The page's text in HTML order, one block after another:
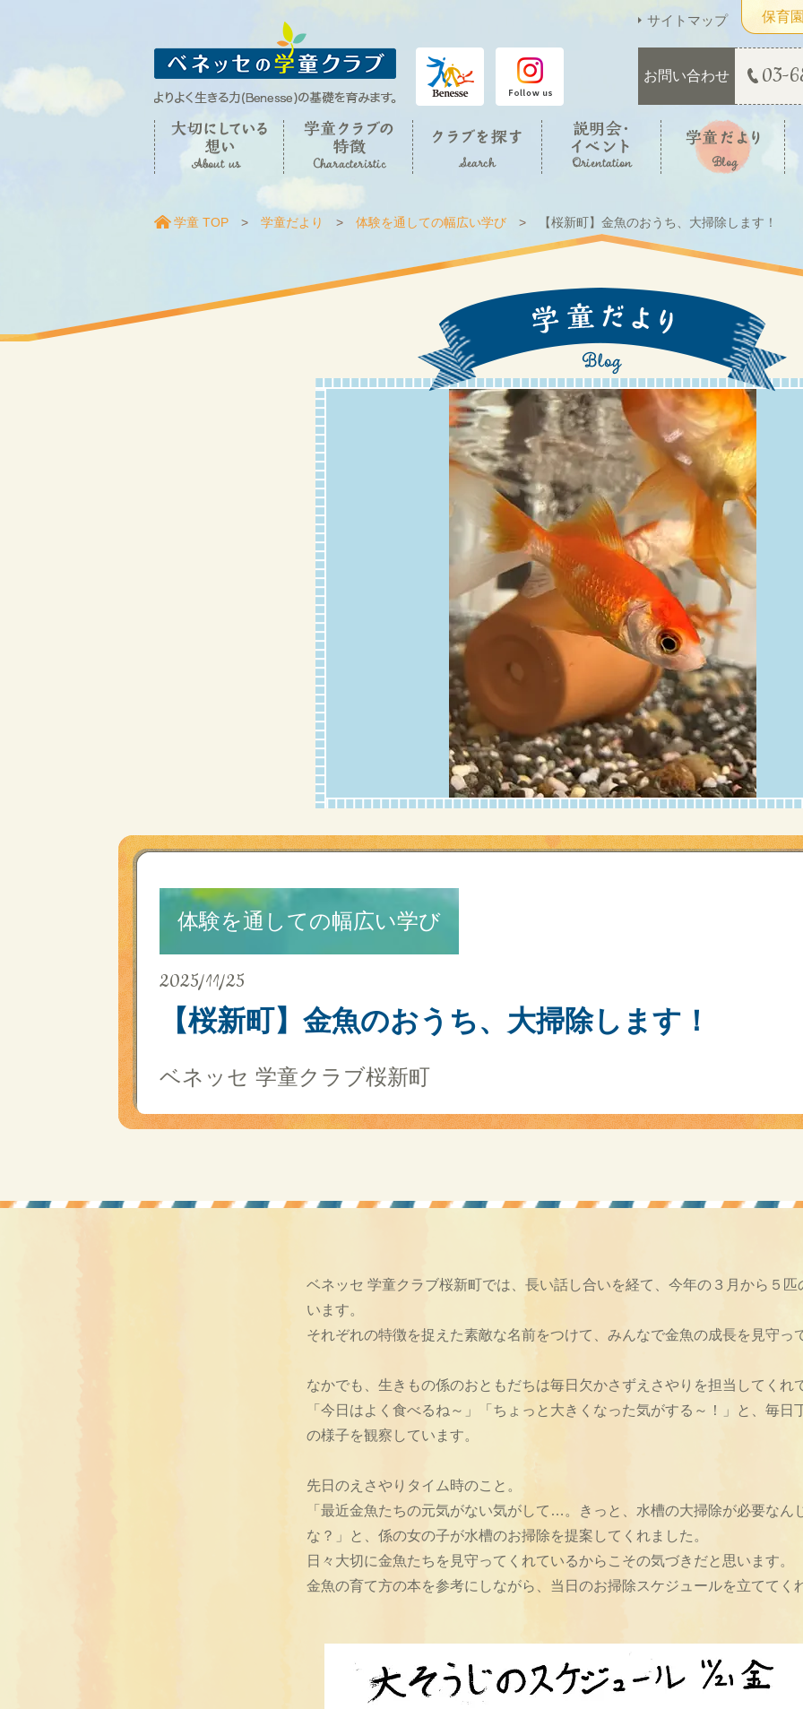
サイトマップ 保育
お問い合わせ 03-
学童 TOP 学童だより 体験を通しての幅広い学び 【桜新町】金魚のおうち、大掃除します！
体験を通しての幅広い学び
2025/11/25
【桜新町】金魚のおうち、大掃除します！
ベネッセ 学童クラブ桜新町
ベネッセ 学童クラブ桜新町では、長い話し合いを経て、今年の３月から５匹
います。
それぞれの特徴を捉えた素敵な名前をつけて、みんなで金魚の成長を見守っ
なかでも、生きもの係のおともだちは毎日欠かさずえさやりを担当してくれ
「今日はよく食べるね～」「ちょっと大きくなった気がする～！」と、毎日
の様子を観察しています。
先日のえさやりタイム時のこと。
「最近金魚たちの元気がない気がして…。きっと、水槽の大掃除が必要なん
な？」と、係の女の子が水槽のお掃除を提案してくれました。
日々大切に金魚たちを見守ってくれているからこその気づきだと思います。
金魚の育て方の本を参考にしながら、当日のお掃除スケジュールを立ててく